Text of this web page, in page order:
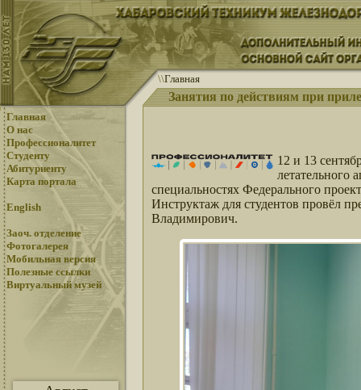
\\Главная
Занятия по действиям при
Главная
О нас
Профессионалитет
Студенту
Абитуриенту
Карта портала
English
Заоч. отделение
Фотогалерея
Мобильная версия
Полезные ссылки
Виртуальный музей
12 и 13
летательного
специальностях Федерального
Инструктаж для студентов провёл
Владимирович.